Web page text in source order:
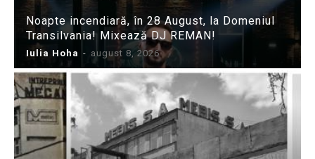
Noapte incendiară, în 28 August, la Domeniul
Transilvania! Mixează DJ REMAN!
Iulia Hoha - august 8, 2026